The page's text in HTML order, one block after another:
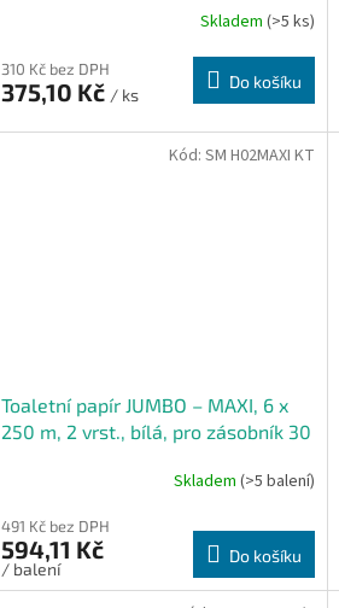
Skladem (>5 ks)
310 Kč bez DPH
375,10 Kč / ks
Do košíku
Toaletní papír JUMBO – MAXI, 6 x
250 m, 2 vrst., bílá, pro zásobník 30
Skladem (>5 balení)
491 Kč bez DPH
594,11 Kč
/ balení
Do košíku
Kód: SM H02MAXI KT